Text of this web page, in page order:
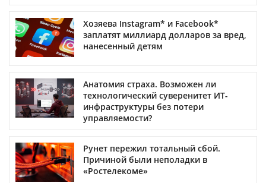
Хозяева Instagram* и Facebook*
заплатят миллиард долларов за вред,
нанесенный детям
Анатомия страха. Возможен ли
технологический суверенитет ИТ-
инфраструктуры без потери
управляемости?
Рунет пережил тотальный сбой.
Причиной были неполадки в
«Ростелекоме»